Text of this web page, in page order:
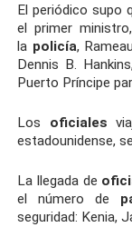
El periódico supo
el primer
la policía,
Dennis B.
Puerto Príncipe
Los oficiales
estadounidense,
La llegada de
el número de
seguridad: Kenia,